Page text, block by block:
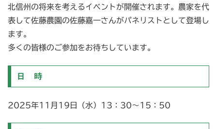
北信州の将来を考えるイベントが開催されます。農家を代
表して佐藤農園の佐藤嘉一さんがパネリストとして登場し
ます。
多くの皆様のご参加をお待ちしています。
日 時
2025年11月19日（水）13：30〜15：50